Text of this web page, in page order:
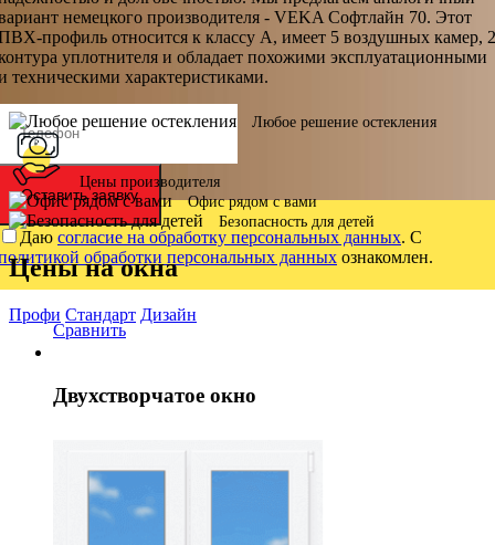
немецкого производителя - VEKA Софтлайн 70. Этот
профиль относится к классу А, имеет 5 воздушных камер, 2
уплотнителя и обладает похожими эксплуатационными
техническими характеристиками.
Оставить заявку
Даю согласие на обработку персональных данных. С
обработки персональных данных ознакомлен.
Любое решение остекления
Цены производителя
Офис рядом с вами
Безопасность для детей
Цены на окна
Профи Стандарт Дизайн
Сравнить
Двухстворчатое окно